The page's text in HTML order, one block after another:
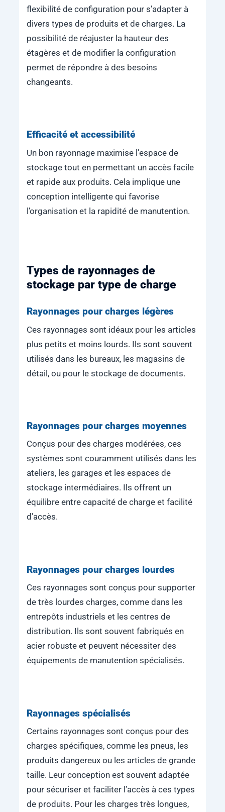
flexibilité de configuration pour s’adapter à
divers types de produits et de charges. La
possibilité de réajuster la hauteur des
étagères et de modifier la configuration
permet de répondre à des besoins
changeants.
Efficacité et accessibilité
Un bon rayonnage maximise l’espace de
stockage tout en permettant un accès facile
et rapide aux produits. Cela implique une
conception intelligente qui favorise
l’organisation et la rapidité de manutention.
Types de rayonnages de
stockage par type de charge
Rayonnages pour charges légères
Ces rayonnages sont idéaux pour les articles
plus petits et moins lourds. Ils sont souvent
utilisés dans les bureaux, les magasins de
détail, ou pour le stockage de documents.
Rayonnages pour charges moyennes
Conçus pour des charges modérées, ces
systèmes sont couramment utilisés dans les
ateliers, les garages et les espaces de
stockage intermédiaires. Ils offrent un
équilibre entre capacité de charge et facilité
d’accès.
Rayonnages pour charges lourdes
Ces rayonnages sont conçus pour supporter
de très lourdes charges, comme dans les
entrepôts industriels et les centres de
distribution. Ils sont souvent fabriqués en
acier robuste et peuvent nécessiter des
équipements de manutention spécialisés.
Rayonnages spécialisés
Certains rayonnages sont conçus pour des
charges spécifiques, comme les pneus, les
produits dangereux ou les articles de grande
taille. Leur conception est souvent adaptée
pour sécuriser et faciliter l’accès à ces types
de produits. Pour les charges très longues,